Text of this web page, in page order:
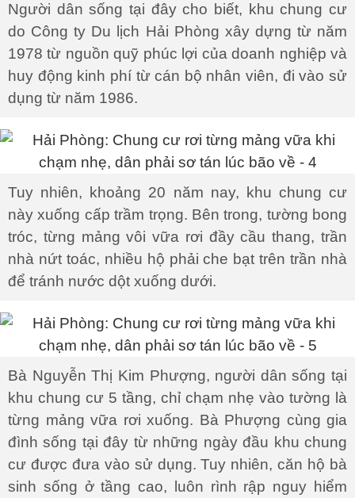
Người dân sống tại đây cho biết, khu chung cư
do Công ty Du lịch Hải Phòng xây dựng từ năm
1978 từ nguồn quỹ phúc lợi của doanh nghiệp và
huy động kinh phí từ cán bộ nhân viên, đi vào sử
dụng từ năm 1986.
Tuy nhiên, khoảng 20 năm nay, khu chung cư
này xuống cấp trầm trọng. Bên trong, tường bong
tróc, từng mảng vôi vữa rơi đầy cầu thang, trần
nhà nứt toác, nhiều hộ phải che bạt trên trần nhà
để tránh nước dột xuống dưới.
Bà Nguyễn Thị Kim Phượng, người dân sống tại
khu chung cư 5 tầng, chỉ chạm nhẹ vào tường là
từng mảng vữa rơi xuống. Bà Phượng cùng gia
đình sống tại đây từ những ngày đầu khu chung
cư được đưa vào sử dụng. Tuy nhiên, căn hộ bà
sinh sống ở tầng cao, luôn rình rập nguy hiểm